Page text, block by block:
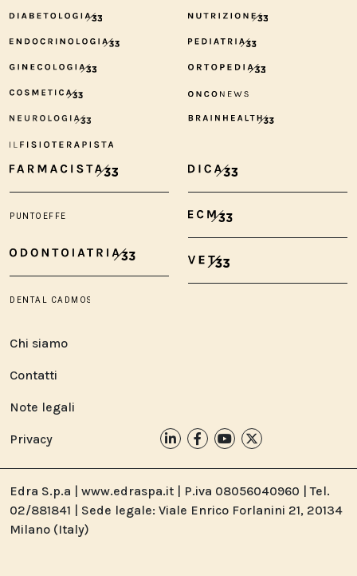
Chi siamo
Contatti
Note legali
Privacy
Edra S.p.a | www.edraspa.it | P.iva 08056040960 | Tel.
02/881841 | Sede legale: Viale Enrico Forlanini 21, 20134
Milano (Italy)